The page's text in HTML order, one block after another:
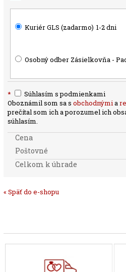
Kuriér GLS (zadarmo) 1-2 dni
Osobný odber Zásielkovňa -
*
Súhlasím s podmienkami
Oboznámil som sa sobchodnými a
prečítal som ich a porozumel ich
súhlasím.
Cena
Poštovné
Celkom k úhrade
« Späť do e-shopu